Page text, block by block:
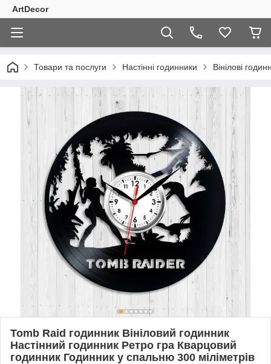
ArtDecor
Товари та послуги Настінні годинники Вінілові
Tomb Raid годинник Вініловий годинник
Настінний годинник Ретро гра Кварцовий
годинник Годинник у спальню 300 міліметрів